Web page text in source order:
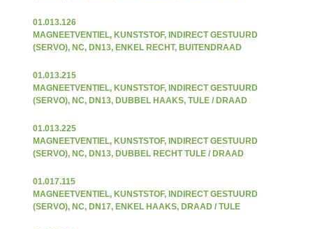
01.013.126
MAGNEETVENTIEL, KUNSTSTOF, INDIRECT GESTUURD
(SERVO), NC, DN13, ENKEL RECHT, BUITENDRAAD
01.013.215
MAGNEETVENTIEL, KUNSTSTOF, INDIRECT GESTUURD
(SERVO), NC, DN13, DUBBEL HAAKS, TULE / DRAAD
01.013.225
MAGNEETVENTIEL, KUNSTSTOF, INDIRECT GESTUURD
(SERVO), NC, DN13, DUBBEL RECHT TULE / DRAAD
01.017.115
MAGNEETVENTIEL, KUNSTSTOF, INDIRECT GESTUURD
(SERVO), NC, DN17, ENKEL HAAKS, DRAAD / TULE